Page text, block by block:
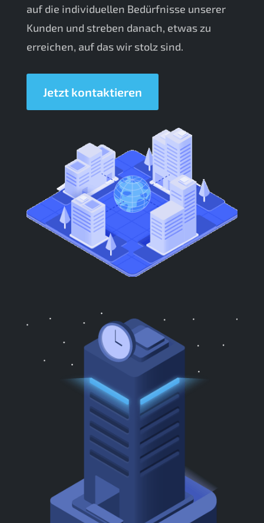
auf die individuellen Bedürfnisse unserer
Kunden und streben danach, etwas zu
erreichen, auf das wir stolz sind.
Jetzt kontaktieren